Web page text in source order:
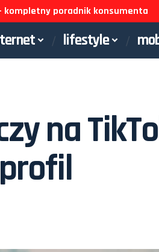
kompletny poradnik konsumenta
lifestyle
na